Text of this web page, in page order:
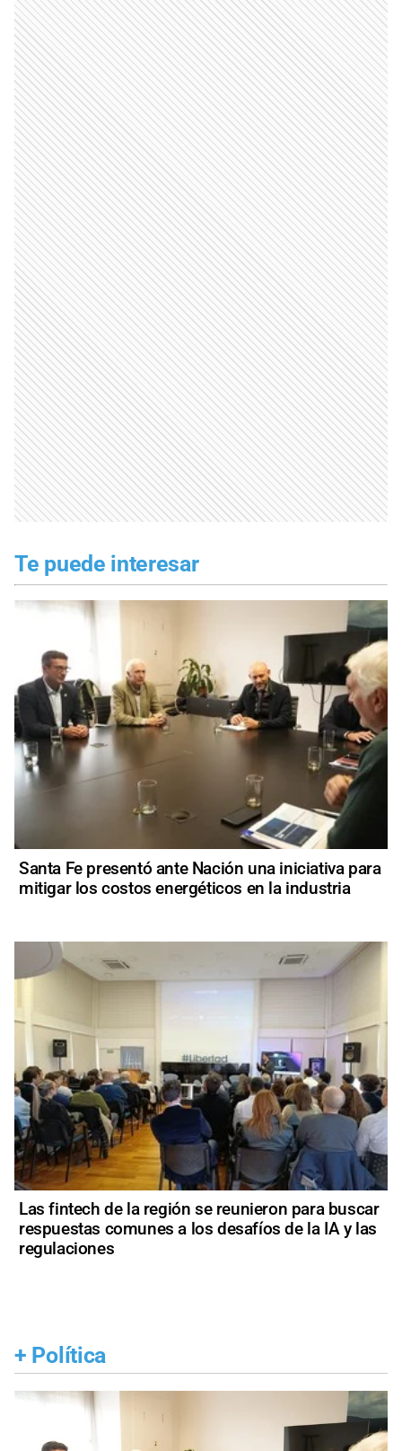
Te puede interesar
Santa Fe presentó ante Nación una iniciativa para
mitigar los costos energéticos en la industria
Las fintech de la región se reunieron para buscar
respuestas comunes a los desafíos de la IA y las
regulaciones
+ Política